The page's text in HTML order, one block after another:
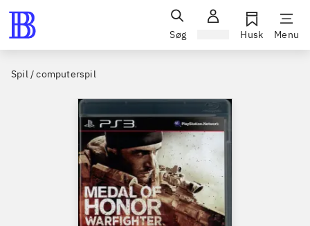
Søg Husk Menu
Spil / computerspil